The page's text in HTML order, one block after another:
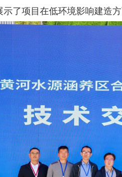
示了项目在低环境影响建造